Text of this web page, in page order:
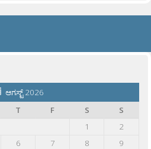
ಆಗಸ್ಟ್ 2026
T F S
S
1
2
6 7 8
9